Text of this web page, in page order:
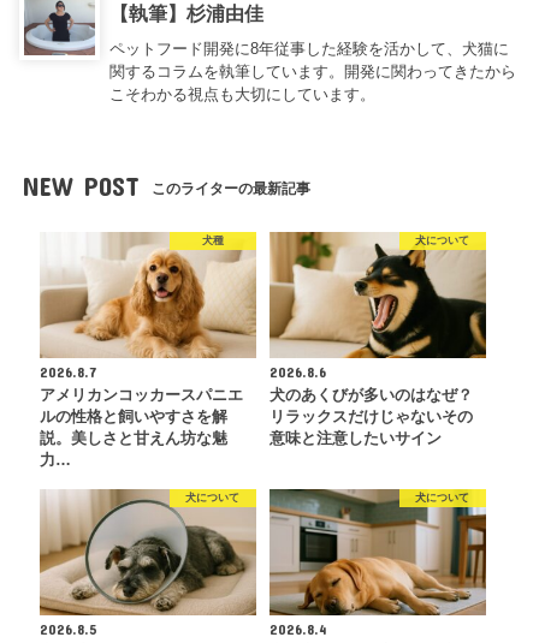
【執筆】杉浦由佳
ペットフード開発に8年従事した経験を活かして、犬猫に
関するコラムを執筆しています。開発に関わってきたから
こそわかる視点も大切にしています。
NEW POST このライターの最新記事
犬種
2026.8.7
アメリカンコッカースパニエ
ルの性格と飼いやすさを解
説。美しさと甘えん坊な魅
力…
犬について
2026.8.6
犬のあくびが多いのはなぜ？
リラックスだけじゃないその
意味と注意したいサイン
犬について
2026.8.5
犬について
2026.8.4